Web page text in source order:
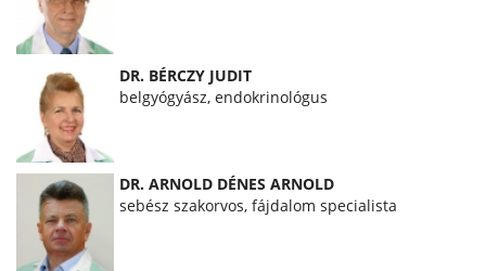
DR. BÉRCZY JUDIT
belgyógyász, endokrinológus
DR. ARNOLD DÉNES ARNOLD
sebész szakorvos, fájdalom specialista